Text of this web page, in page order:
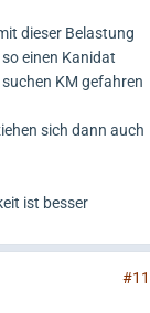
dieser Belastung
einen Kanidat
KM gefahren
sich dann auch
ist besser
#11